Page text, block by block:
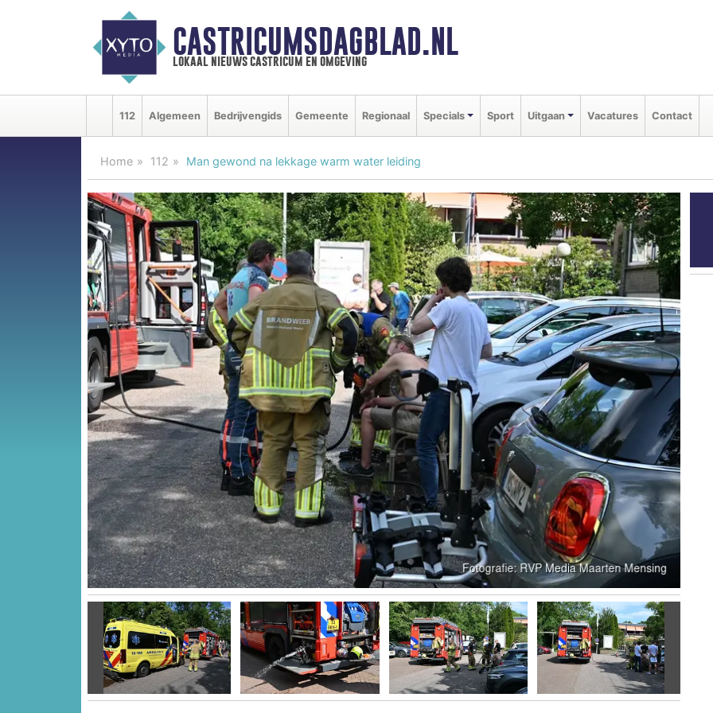
CASTRICUMSDAGBLAD.NL
lokaal nieuws castricum en omgeving
112 Algemeen Bedrijvengids Gemeente Regionaal Specials Sport Uitgaan Vacatures Contact
Home 112 Man gewond na lekkage warm water leiding
Vorige